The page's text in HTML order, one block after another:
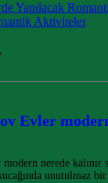
Yapılacak
Aktiviteler
Evler
nerede kalınır
unutulmaz